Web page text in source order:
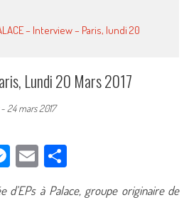
– Interview – Paris, lundi 20
Lundi 20 Mars 2017
24 mars 2017
Messenger
EmailPartager
d’EPs à Palace, groupe originaire de